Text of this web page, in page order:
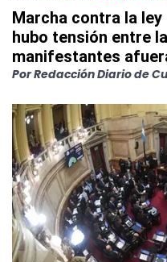
Marcha contra la
hubo tensión entre
manifestantes
PorRedacción Diario de